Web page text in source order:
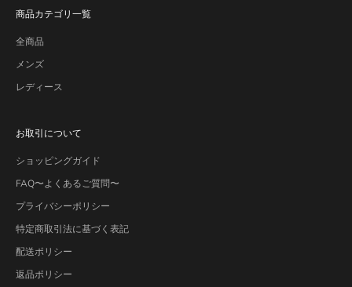
商品カテゴリ一覧
全商品
メンズ
レディース
お取引について
ショッピングガイド
FAQ〜よくあるご質問〜
プライバシーポリシー
特定商取引法に基づく表記
配送ポリシー
返品ポリシー